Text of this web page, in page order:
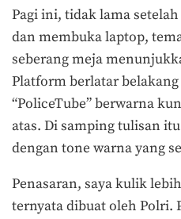
Pagi ini, tidak lama
dan membuka laptop,
seberang meja
Platform berlatar
“PoliceTube” berwarna
atas. Di samping tulisan
dengan tone warna yang
Penasaran, saya kulik
ternyata dibuat oleh Polri.